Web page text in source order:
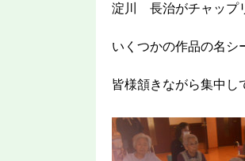
淀川 長治がチャップ
いくつかの作品の名シ
皆様頷きながら集中し